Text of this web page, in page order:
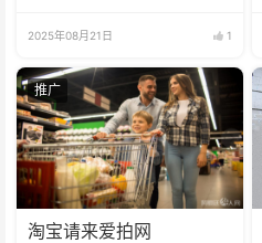
年文艺汇演
2025年08月21日 1
推广
淘宝请来爱拍网